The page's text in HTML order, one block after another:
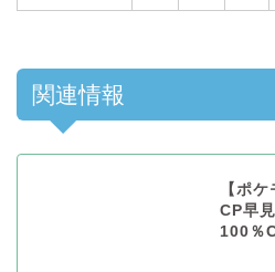
関連情報
【ポ
CP早
100％